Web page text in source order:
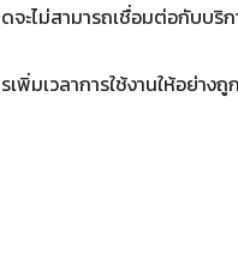
จะไม่สามารถเชื่อมต่อกับบริ
พิ่มเวลาการใช้งานให้อย่างถู